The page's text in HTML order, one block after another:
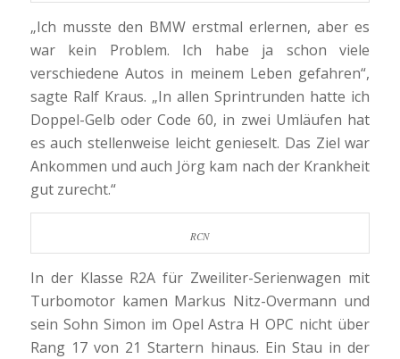
„Ich musste den BMW erstmal erlernen, aber es
war kein Problem. Ich habe ja schon viele
verschiedene Autos in meinem Leben gefahren“,
sagte Ralf Kraus. „In allen Sprintrunden hatte ich
Doppel-Gelb oder Code 60, in zwei Umläufen hat
es auch stellenweise leicht genieselt. Das Ziel war
Ankommen und auch Jörg kam nach der Krankheit
gut zurecht.“
RCN
In der Klasse R2A für Zweiliter-Serienwagen mit
Turbomotor kamen Markus Nitz-Overmann und
sein Sohn Simon im Opel Astra H OPC nicht über
Rang 17 von 21 Startern hinaus. Ein Stau in der